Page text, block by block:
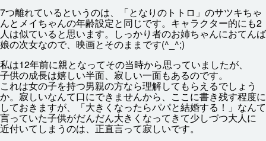
7つ離れているというのは、「となりのトトロ」のサツキちゃ
んとメイちゃんの年齢設定と同じです。キャラクター的にも2
人は似ていると思います。しっかり者のお姉ちゃんにおてんば
娘の次女なので、 映画とそのままです(^_^;)
私は12年前に親となってその当時から思っていましたが、
子供の成長は嬉しい半面、 寂しい一面もあるのです。
これは女の子を持つ男親の方なら理解してもらえるでしょう
か。 寂しいなんて口にできませんから、ここに書き残す程度に
しておきますが、「大きくなったらパパと結婚する！」なんて
言っていた子供がだんだん大きくなってきて少しづつ大人に
近付いてしまうのは、 正直言って寂しいです。